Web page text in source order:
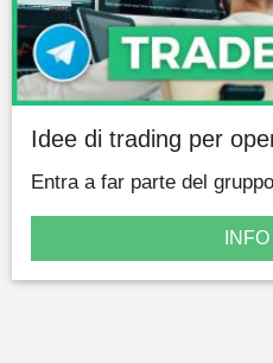
Idee di trading per
Entra a far parte del
INFO